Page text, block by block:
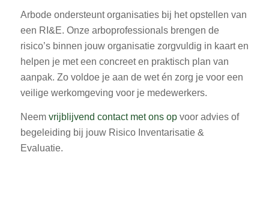
Arbode ondersteunt organisaties bij het opstellen van
een RI&E. Onze arboprofessionals brengen de
risico’s binnen jouw organisatie zorgvuldig in kaart en
helpen je met een concreet en praktisch plan van
aanpak. Zo voldoe je aan de wet én zorg je voor een
veilige werkomgeving voor je medewerkers.
Neem vrijblijvend contact met ons opvoor advies of
begeleiding bij jouw Risico Inventarisatie &
Evaluatie.